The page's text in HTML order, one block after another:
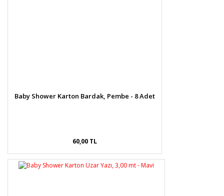
Baby Shower Karton Bardak, Pembe - 8 Adet
60,00 TL